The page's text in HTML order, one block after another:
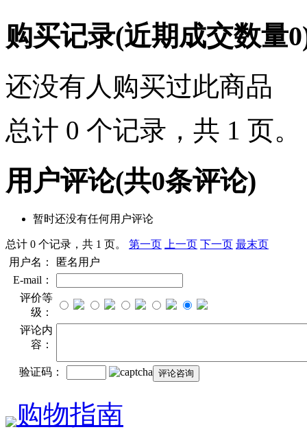
购买记录(近期成交数量0
还没有人购买过此商品
总计 0 个记录，共 1 页。
用户评论(共0条评论)
暂时还没有任何用户评论
总计 0 个记录，共 1 页。 第一页 上一页 下一页 最末页
用户名：
匿名用户
E-mail：
评价等
级：
评论内
容：
验证码：
购物指南